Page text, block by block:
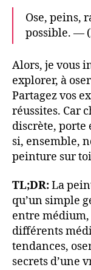
Ose, peins,
possible. —
Alors, je vous
explorer, à
Partagez vos
réussites. Car
discrète, porte
si, ensemble,
peinture sur
TL;DR:La
qu’un simple
entre
différents
tendances,
secrets d’une